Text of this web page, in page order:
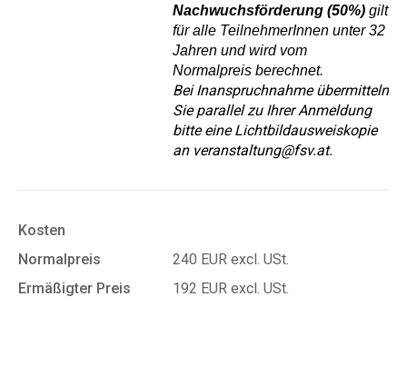
Nachwuchsförderung (50%) gilt
für alle TeilnehmerInnen unter 32
Jahren und wird vom
Normalpreis berechnet.
Bei Inanspruchnahme übermitteln
Sie parallel zu Ihrer Anmeldung
bitte eine Lichtbildausweiskopie
an veranstaltung@fsv.at.
Kosten
Normalpreis
240 EUR excl. USt.
Ermäßigter Preis
192 EUR excl. USt.